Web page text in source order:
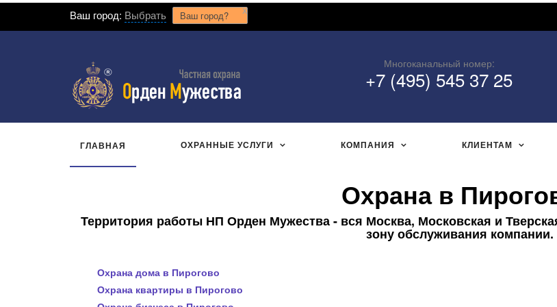
Ваш город: Выбрать Ваш город? x
Многоканальный номер:
+7 (495) 545 37 25
ГЛАВНАЯ ОХРАННЫЕ УСЛУГИ КОМПАНИЯ КЛИЕНТАМ
Охрана в
Территория работы НП Орден Мужества - вся Москва, Московская и
зону обслуживания компании.
Охрана дома в Пирогово
Охрана квартиры в Пирогово